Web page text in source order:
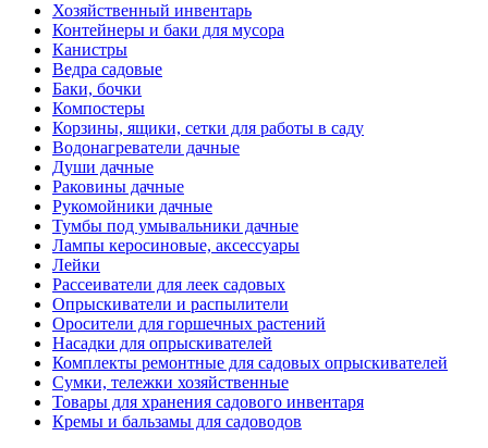
Хозяйственный инвентарь
Контейнеры и баки для мусора
Канистры
Ведра садовые
Баки, бочки
Компостеры
Корзины, ящики, сетки для работы в саду
Водонагреватели дачные
Души дачные
Раковины дачные
Рукомойники дачные
Тумбы под умывальники дачные
Лампы керосиновые, аксессуары
Лейки
Рассеиватели для леек садовых
Опрыскиватели и распылители
Оросители для горшечных растений
Насадки для опрыскивателей
Комплекты ремонтные для садовых опрыскивателей
Сумки, тележки хозяйственные
Товары для хранения садового инвентаря
Кремы и бальзамы для садоводов